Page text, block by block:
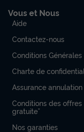
Vous et Nous
Aide
Contactez-nous
Conditions
Charte de
Assurance annulation
Conditions des offres
gratuite”
Nos garanties